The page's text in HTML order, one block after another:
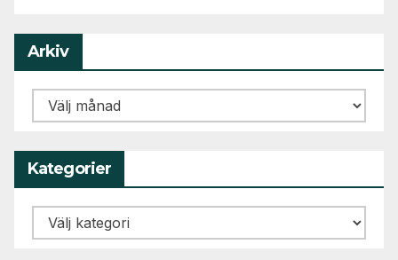
Arkiv
Arkiv
Kategorier
Kategorier